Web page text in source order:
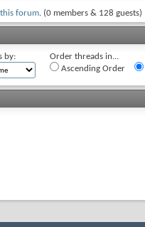
forum. (0 members & 128 guests)
by:
Order threads in...
Ascending Order